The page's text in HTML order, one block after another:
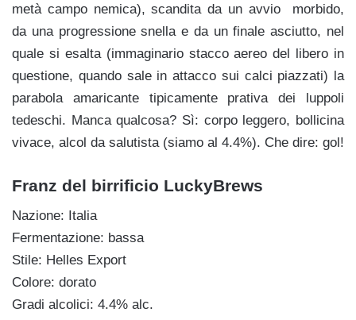
metà campo nemica), scandita da un avvio morbido,
da una progressione snella e da un finale asciutto, nel
quale si esalta (immaginario stacco aereo del libero in
questione, quando sale in attacco sui calci piazzati) la
parabola amaricante tipicamente prativa dei luppoli
tedeschi. Manca qualcosa? Sì: corpo leggero, bollicina
vivace, alcol da salutista (siamo al 4.4%). Che dire: gol!
Franz del birrificio LuckyBrews
Nazione: Italia
Fermentazione: bassa
Stile: Helles Export
Colore: dorato
Gradi alcolici: 4.4% alc.